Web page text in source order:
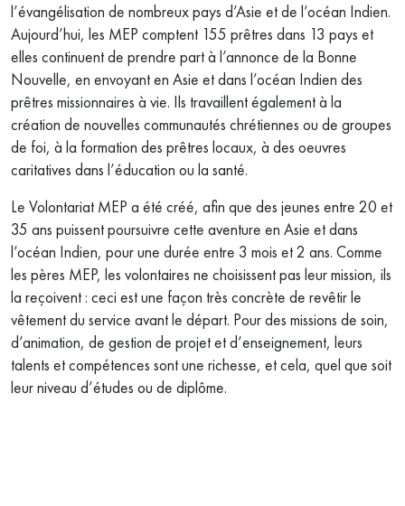
l’évangélisation de nombreux pays d’Asie et de l’océan Indien.
Aujourd’hui, les MEP comptent 155 prêtres dans 13 pays et
elles continuent de prendre part à l’annonce de la Bonne
Nouvelle, en envoyant en Asie et dans l’océan Indien des
prêtres missionnaires à vie. Ils travaillent également à la
création de nouvelles communautés chrétiennes ou de groupes
de foi, à la formation des prêtres locaux, à des oeuvres
caritatives dans l’éducation ou la santé.
Le Volontariat MEP a été créé, afin que des jeunes entre 20 et
35 ans puissent poursuivre cette aventure en Asie et dans
l’océan Indien, pour une durée entre 3 mois et 2 ans. Comme
les pères MEP, les volontaires ne choisissent pas leur mission, ils
la reçoivent : ceci est une façon très concrète de revêtir le
vêtement du service avant le départ. Pour des missions de soin,
d’animation, de gestion de projet et d’enseignement, leurs
talents et compétences sont une richesse, et cela, quel que soit
leur niveau d’études ou de diplôme.